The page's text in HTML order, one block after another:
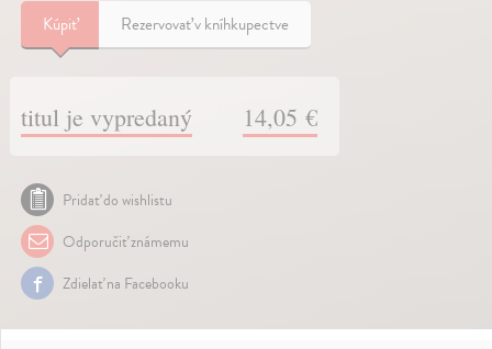
Kúpiť Rezervovať v kníhkupectve
titul je vypredaný 14,05 €
Pridať do wishlistu
Odporučiť známemu
Zdielať na Facebooku